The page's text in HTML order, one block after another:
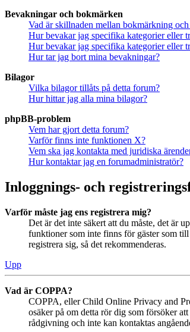
Bevakningar och bokmärken
Vad är skillnaden mellan bokmärkning
Hur bevakar jag specifika kategorier eller
Hur bevakar jag specifika kategorier eller
Hur tar jag bort mina bevakningar?
Bilagor
Vilka bilagor tillåts på detta forum?
Hur hittar jag alla mina bilagor?
phpBB-problem
Vem har gjort detta forum?
Varför finns inte funktionen X?
Vem ska jag kontakta med juridiska
Hur kontaktar jag en forumadministratör?
Inloggnings- och
Varför måste jag ens registrera mig?
Det är det inte säkert att du måste, det är
funktioner som inte finns för gäster som
registrera sig, så det rekommenderas.
Upp
Vad är COPPA?
COPPA, eller Child Online Privacy and
osäker på om detta rör dig som försöker
rådgivning och inte kan kontaktas